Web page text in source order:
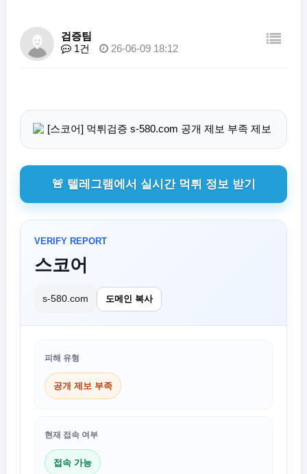
검증팀
1건
26-06-09 18:12
🚨 텔레그램에서 실시간 먹튀 정보 받기
VERIFY REPORT
스코어
s-580.com 도메인 복사
피해 유형
공개 제보 부족
현재 접속 여부
접속 가능